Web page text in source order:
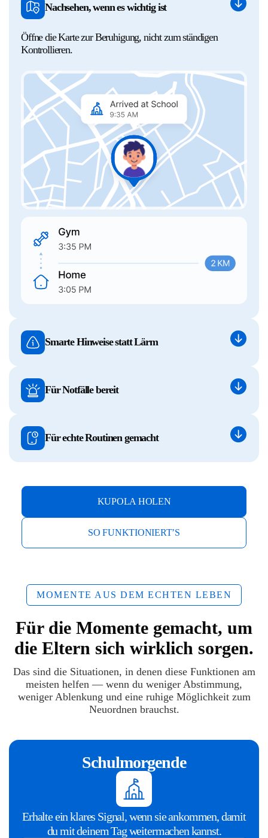
Nachsehen, wenn es wichtig ist
Öffne die Karte zur Beruhigung, nicht zum ständigen
Kontrollieren.
Smarte Hinweise statt Lärm
Für Notfälle bereit
Für echte Routinen gemacht
KUPOLA HOLEN
SO FUNKTIONIERT’S
MOMENTE AUS DEM ECHTEN LEBEN
Für die Momente gemacht, um
die Eltern sich wirklich sorgen.
Das sind die Situationen, in denen diese Funktionen am
meisten helfen — wenn du weniger Abstimmung,
weniger Ablenkung und eine ruhige Möglichkeit zum
Neuordnen brauchst.
Schulmorgende
Erhalte ein klares Signal, wenn sie ankommen, damit
du mit deinem Tag weitermachen kannst.